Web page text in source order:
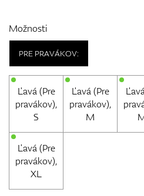
Možnosti
PRE PRAVÁKOV:
Ľavá (Pre
pravákov),
S
Ľavá (Pre
pravákov),
M
Ľavá (Pre
pravákov),
XL